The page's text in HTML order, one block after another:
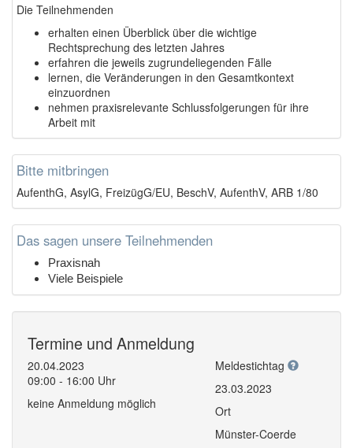
Die Teilnehmenden
erhalten einen Überblick über die wichtige
Rechtsprechung des letzten Jahres
erfahren die jeweils zugrundeliegenden Fälle
lernen, die Veränderungen in den Gesamtkontext
einzuordnen
nehmen praxisrelevante Schlussfolgerungen für ihre
Arbeit mit
Bitte mitbringen
AufenthG, AsylG, FreizügG/EU, BeschV, AufenthV, ARB 1/80
Das sagen unsere Teilnehmenden
Praxisnah
Viele Beispiele
Termine und Anmeldung
20.04.2023
09:00 - 16:00 Uhr
keine Anmeldung möglich
Meldestichtag
23.03.2023
Ort
Münster-Coerde